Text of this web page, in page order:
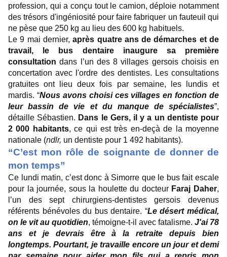
profession, qui a conçu tout le camion, déploie notamment
des trésors d'ingéniosité pour faire fabriquer un fauteuil qui
ne pèse que 250 kg au lieu des 600 kg habituels.
Le 9 mai dernier,après quatre ans de démarches et de
travail, le bus dentaire inaugure sa première
consultation dans l’un des 8 villages gersois choisis en
concertation avec l'ordre des dentistes. Les consultations
gratuites ont lieu deux fois par semaine, les lundis et
mardis. “Nous avons choisi ces villages en fonction de
leur bassin de vie et du manque de spécialistes”,
détaille Sébastien. Dans le Gers, il y a un dentiste pour
2 000 habitants, ce qui est très en-deçà de la moyenne
nationale (ndlr, un dentiste pour 1 492 habitants).
“C’est mon rôle de soignante de donner de
mon temps”
Ce lundi matin, c’est donc à Simorre que le bus fait escale
pour la journée, sous la houlette du docteur Faraj Daher,
l’un des sept chirurgiens-dentistes gersois devenus
référents bénévoles du bus dentaire. “Le désert médical,
on le vit au quotidien, témoigne-t-il avec fatalisme. J'ai 78
ans et je devrais être à la retraite depuis bien
longtemps. Pourtant, je travaille encore un jour et demi